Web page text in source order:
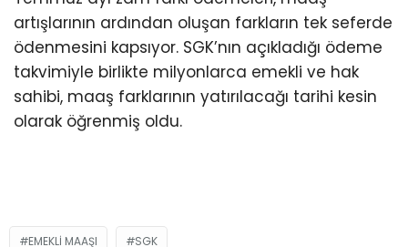
artışlarının ardından oluşan farkların tek seferde
ödenmesini kapsıyor. SGK’nın açıkladığı ödeme
takvimiyle birlikte milyonlarca emekli ve hak
sahibi, maaş farklarının yatırılacağı tarihi kesin
olarak öğrenmiş oldu.
EMEKLI MAAŞI SGK